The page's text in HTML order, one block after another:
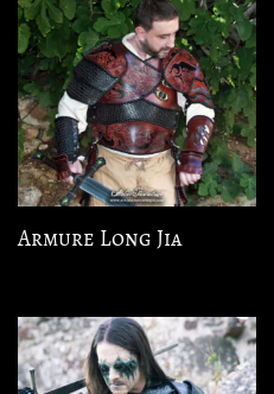
Armure Long Jia